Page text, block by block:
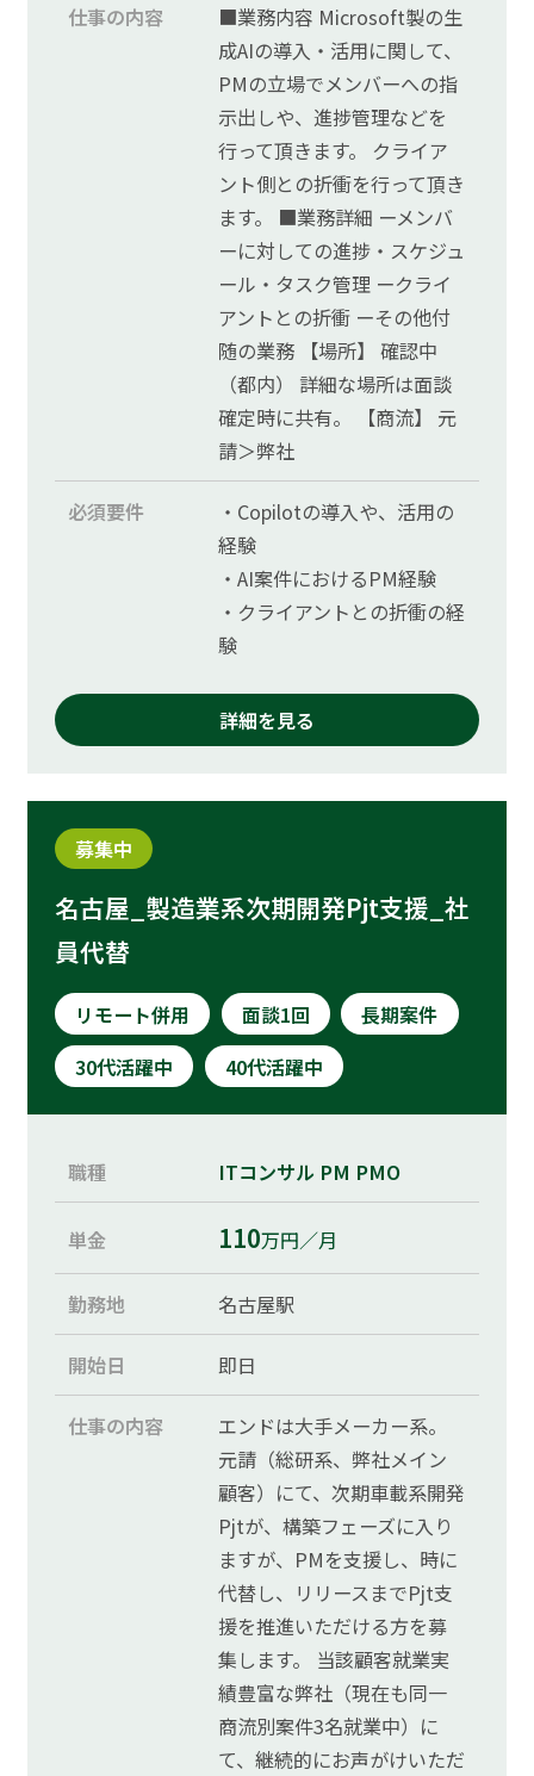
仕事の内容
■業務内容 Microsoft製の生
成AIの導入・活用に関して、
PMの立場でメンバーへの指
示出しや、進捗管理などを
行って頂きます。 クライア
ント側との折衝を行って頂き
ます。 ■業務詳細 ーメンバ
ーに対しての進捗・スケジュ
ール・タスク管理 ークライ
アントとの折衝 ーその他付
随の業務 【場所】 確認中
（都内） 詳細な場所は面談
確定時に共有。 【商流】 元
請＞弊社
必須要件
・Copilotの導入や、活用の
経験
・AI案件におけるPM経験
・クライアントとの折衝の経
験
詳細を見る
募集中
名古屋_製造業系次期開発Pjt支援_社
員代替
リモート併用 面談1回
長期案件
30代活躍中
40代活躍中
職種 ITコンサル PM PMO
単金 110万円／月
勤務地 名古屋駅
開始日 即日
仕事の内容
エンドは大手メーカー系。
元請（総研系、弊社メイン
顧客）にて、次期車載系開発
Pjtが、構築フェーズに入り
ますが、PMを支援し、時に
代替し、リリースまでPjt支
援を推進いただける方を募
集します。 当該顧客就業実
績豊富な弊社（現在も同一
商流別案件3名就業中）に
て、継続的にお声がけいただ